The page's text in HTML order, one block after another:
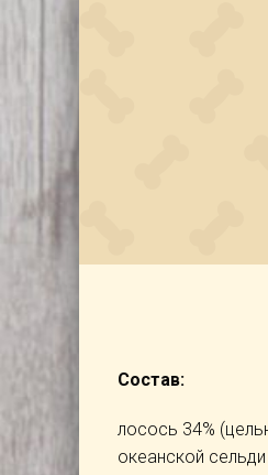
Состав:
лосось 34%
океанской